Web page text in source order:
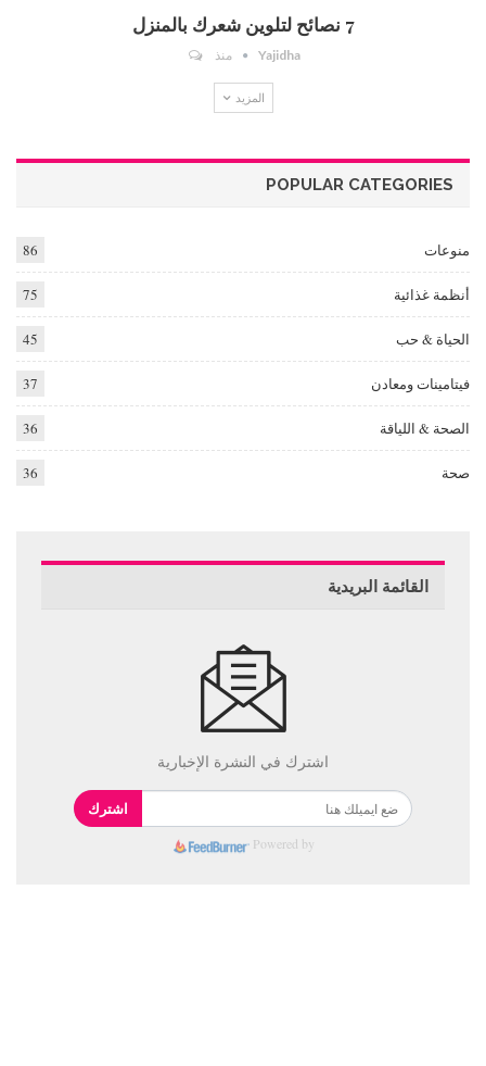
7 نصائح لتلوين شعرك بالمنزل
Yajidha منذ
المزيد
POPULAR CATEGORIES
منوعات 86
أنظمة غذائية 75
الحياة & حب 45
فيتامينات ومعادن 37
الصحة & اللياقة 36
صحة 36
القائمة البريدية
اشترك في النشرة الإخبارية
اشترك
Powered by